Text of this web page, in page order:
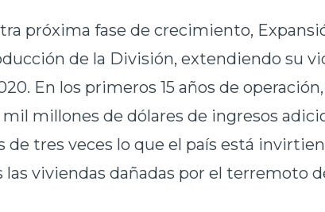
próxima fase de crecimiento,
de la División, extendiendo su
En los primeros 15 años de
mil millones de dólares de ingresos
de tres veces lo que el país está
las viviendas dañadas por el terremoto